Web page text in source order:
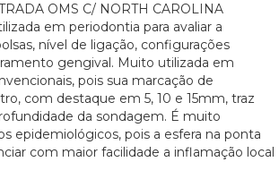
OMS C/ NORTH CAROLINA
em periodontia para avaliar a
nível de ligação, configurações
gengival. Muito utilizada em
pois sua marcação de
com destaque em 5, 10 e 15mm, traz
da sondagem. É muito
epidemiológicos, pois a esfera na ponta
com maior facilidade a inflamação local